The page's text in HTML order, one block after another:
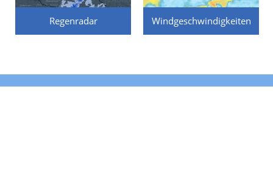
Regenradar Windgeschwindigkeiten